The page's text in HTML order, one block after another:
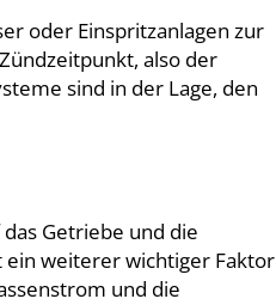
oder Einspritzanlagen zur
also der
sind in der Lage, den
Getriebe und die
ein weiterer wichtiger Faktor
und die